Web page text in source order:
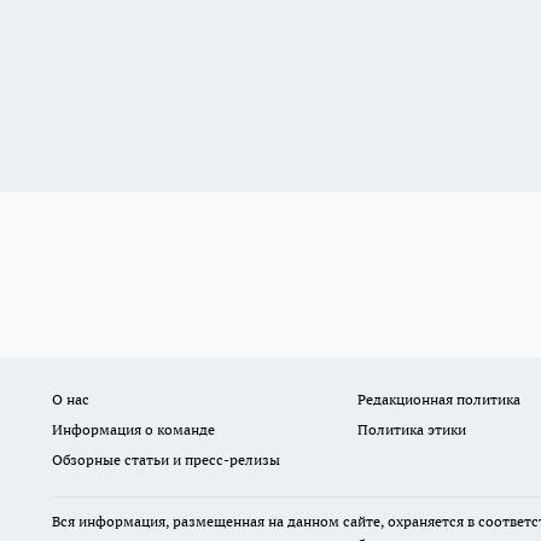
О нас
Редакционная политика
Информация о команде
Политика этики
Обзорные статьи и пресс-релизы
Вся информация, размещенная на данном сайте, охраняется в